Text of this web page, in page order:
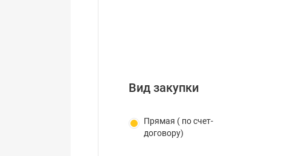
Вид закупки
Прямая ( по счет-
договору)